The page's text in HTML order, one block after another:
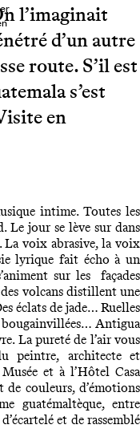
l’imaginait
d’un autre
route. S’il est
s’est
en
intime. Toutes les
jour se lève sur dans
La voix abrasive, la voix
lyrique fait écho à un
sur les façades
volcans distillent une
éclats de jade… Ruelles
bougainvillées… Antigua
La pureté de l’air vous
peintre, architecte et
et à l’Hôtel Casa
couleurs, d’émotions
guatémaltèque, entre
et de rassemblé